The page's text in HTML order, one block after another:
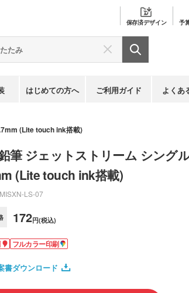
保存済デザイン 予
はじめての方へ ご利用ガイド よくあ
(Lite touch ink搭載)
筆 ジェットストリーム シング
(Lite touch ink搭載)
MISXN-LS-07
172円(税込)
フルカラー印刷
書ダウンロード